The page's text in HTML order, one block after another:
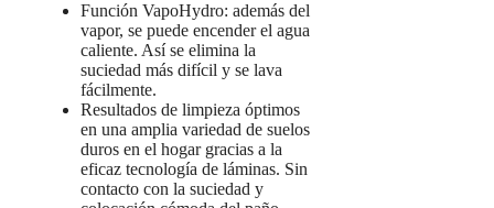
Función VapoHydro: además del
vapor, se puede encender el agua
caliente. Así se elimina la
suciedad más difícil y se lava
fácilmente.
Resultados de limpieza óptimos
en una amplia variedad de suelos
duros en el hogar gracias a la
eficaz tecnología de láminas. Sin
contacto con la suciedad y